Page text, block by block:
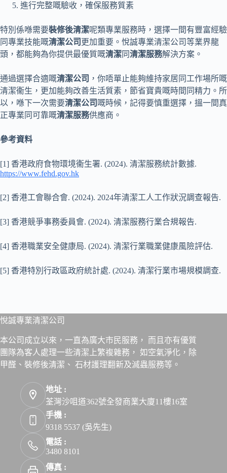
進行完整嘅驗收，確保服務質素
特別係喺需要裝修後清潔呢類專業服務時，選擇一間有豐富經驗
同專業技能嘅清潔公司 更加重要。悅誠專業清潔公司等業界龍
頭，都能夠為你提供最優質嘅清潔同清潔服務解決方案。
通過選擇合適嘅清潔公司 ，你唔單止能夠維持家居同工作場所嘅
清潔衞生，更加能夠改善生活質素，節省寶貴嘅時間同精力。所
以，喺下一次需要清潔公司 嘅時候，記得要慎重選擇，搵一間真
正專業同可靠嘅清潔服務供應商。
參考資料
[1] 香港政府食物環境衞生署. (2024). 清潔服務統計數據.
https://www.fehd.gov.hk
[2] 香港工會聯合會. (2024). 2024年清潔工人工作狀況調查報告.
[3] 香港競爭事務委員會. (2024). 清潔服務行業合規報告.
[4] 香港職業安全健康局. (2024). 清潔行業職業健康風險評估.
[5] 香港特別行政區政府統計處. (2024). 清潔行業市場規模調查.
悅誠專業清潔公司
本公司成立以來，一直為廣大市民服務， 而且亦有優質
團隊為客人處理一些清潔上繁複雜務， 如空氣淨化，除
甲醛、裝修後清潔、 石材護理翻新及滅蟲服務等。
地址 :
荃灣沙咀道362號全發商業大廈11樓16室
手機 :
9318 5537 (吳先生)
電話 :
3480 8101
傳真 :